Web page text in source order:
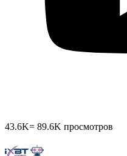
43.6K= 89.6K просмотров